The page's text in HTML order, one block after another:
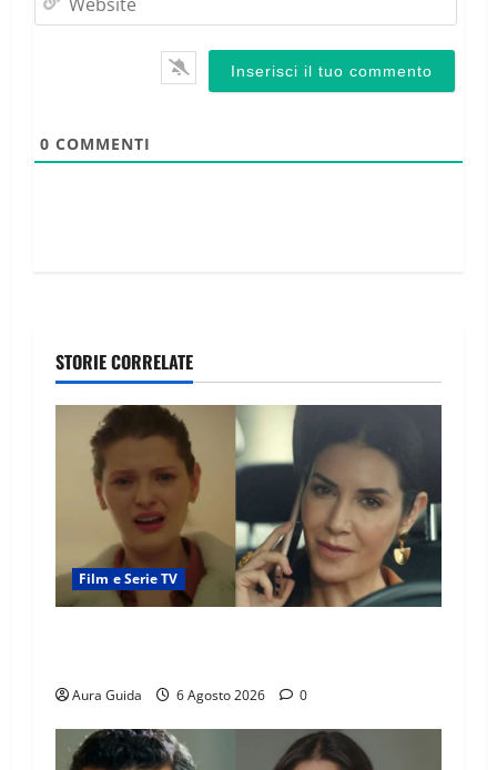
0 COMMENTI
STORIE CORRELATE
Film e Serie TV
Aura Guida 6 Agosto 2026 0